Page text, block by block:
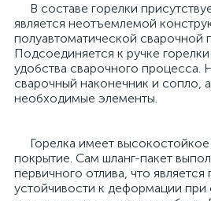
В составе горелки
является неотъемлемой
полуавтоматической сварочной
Подсоединяется к ручке
удобства сварочного процесса.
сварочный наконечник и сопло,
необходимые элементы.
Горелка имеет
покрытие. Сам шланг-пакет
первичного отлива, что является
устойчивости к деформации при